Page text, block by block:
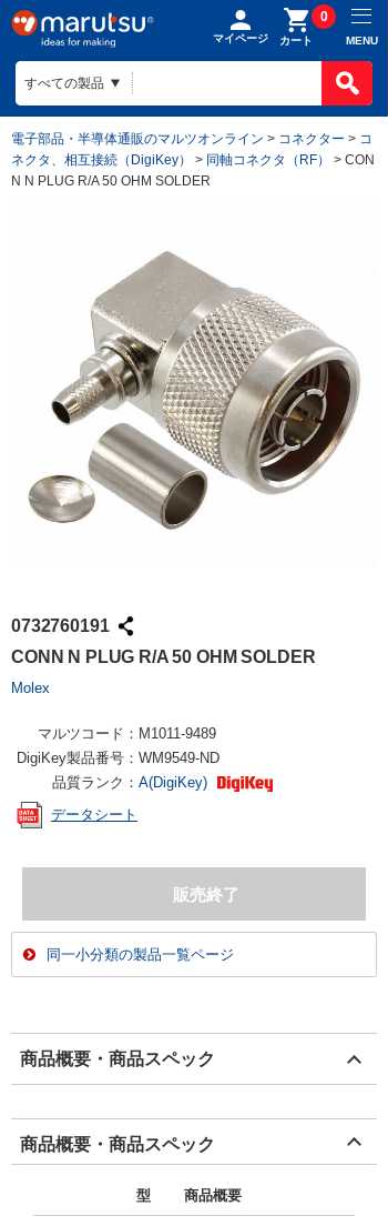
マイページ カート
0
MENU
電子部品・半導体通販のマルツオンライン > コネクター > コ
ネクタ、相互接続（DigiKey）
> 同軸コネクタ（RF）
> CON
N N PLUG R/A 50 OHM SOLDER
0732760191
CONN N PLUG R/A 50 OHM SOLDER
Molex
マルツコード： M1011-9489
DigiKey製品番号： WM9549-ND
品質ランク： A(DigiKey)
データシート
同一小分類の製品一覧ページ
商品概要・商品スペック
商品概要・商品スペック
型 商品概要